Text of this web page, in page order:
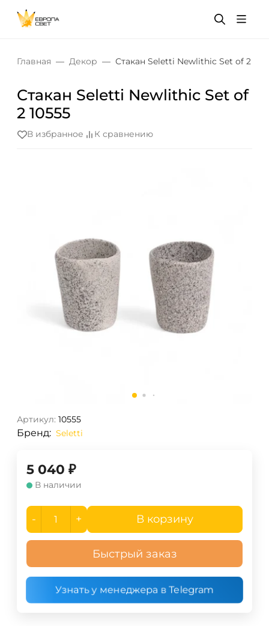
Главная Декор Стакан Seletti Newlithic Set of 2
Стакан Seletti Newlithic Set of
2 10555
В избранное К сравнению
Артикул: 10555
Бренд: Seletti
5 040 ₽
В наличии
- + В корзину
Быстрый заказ
Узнать у менеджера в Telegram